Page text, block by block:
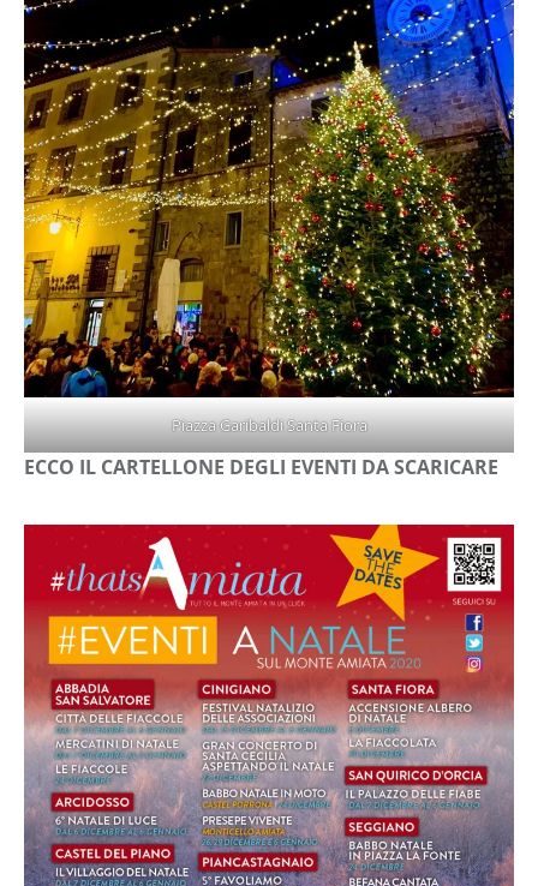
Piazza Garibaldi Santa Fiora
ECCO IL CARTELLONE DEGLI EVENTI DA SCARICARE